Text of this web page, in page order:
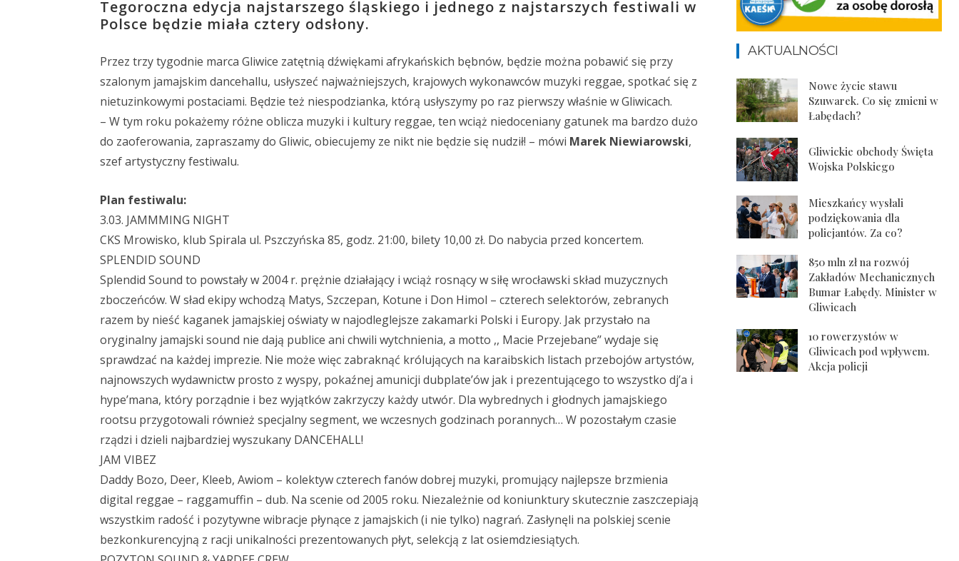
Tegoroczna edycja najstarszego śląskiego i jednego z najstarszych festiwali w
Polsce będzie miała cztery odsłony.
Przez trzy tygodnie marca Gliwice zatętnią dźwiękami afrykańskich bębnów, będzie można pobawić się przy
szalonym jamajskim dancehallu, usłyszeć najważniejszych, krajowych wykonawców muzyki reggae, spotkać się z
nietuzinkowymi postaciami. Będzie też niespodzianka, którą usłyszymy po raz pierwszy właśnie w Gliwicach.
– W tym roku pokażemy różne oblicza muzyki i kultury reggae, ten wciąż niedoceniany gatunek ma bardzo dużo
do zaoferowania, zapraszamy do Gliwic, obiecujemy ze nikt nie będzie się nudził! – mówi Marek Niewiarowski,
szef artystyczny festiwalu.
Plan festiwalu:
3.03. JAMMMING NIGHT
CKS Mrowisko, klub Spirala ul. Pszczyńska 85, godz. 21:00, bilety 10,00 zł. Do nabycia przed koncertem.
SPLENDID SOUND
Splendid Sound to powstały w 2004 r. prężnie działający i wciąż rosnący w siłę wrocławski skład muzycznych
zboczeńców. W sład ekipy wchodzą Matys, Szczepan, Kotune i Don Himol – czterech selektorów, zebranych
razem by nieść kaganek jamajskiej oświaty w najodleglejsze zakamarki Polski i Europy. Jak przystało na
oryginalny jamajski sound nie dają publice ani chwili wytchnienia, a motto ,, Macie Przejebane’’ wydaje się
sprawdzać na każdej imprezie. Nie może więc zabraknąć królujących na karaibskich listach przebojów artystów,
najnowszych wydawnictw prosto z wyspy, pokaźnej amunicji dubplate’ów jak i prezentującego to wszystko dj’a i
hype’mana, który porządnie i bez wyjątków zakrzyczy każdy utwór. Dla wybrednych i głodnych jamajskiego
rootsu przygotowali również specjalny segment, we wczesnych godzinach porannych… W pozostałym czasie
rządzi i dzieli najbardziej wyszukany DANCEHALL!
JAM VIBEZ
Daddy Bozo, Deer, Kleeb, Awiom – kolektyw czterech fanów dobrej muzyki, promujący najlepsze brzmienia
digital reggae – raggamuffin – dub. Na scenie od 2005 roku. Niezależnie od koniunktury skutecznie zaszczepiają
wszystkim radość i pozytywne wibracje płynące z jamajskich (i nie tylko) nagrań. Zasłynęli na polskiej scenie
bezkonkurencyjną z racji unikalności prezentowanych płyt, selekcją z lat osiemdziesiątych.
AKTUALNOŚCI
Nowe życie stawu
Szuwarek. Co się zmieni w
Łabędach?
Gliwickie obchody Święta
Wojska Polskiego
Mieszkańcy wysłali
podziękowania dla
policjantów. Za co?
850 mln zł na rozwój
Zakładów Mechanicznych
Bumar Łabędy. Minister w
Gliwicach
10 rowerzystów w
Gliwicach pod wpływem.
Akcja policji